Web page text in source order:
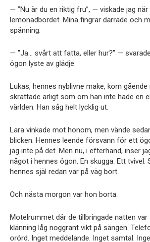
— ”Nu är du en riktig fru”, — viskade jag
lemonadbordet. Mina fingrar darrade och
spänning.
— ”Ja… svårt att fatta, eller hur?” —
ögon lyste av glädje.
Lukas, hennes nyblivne make, kom gående
skrattade ärligt som om han inte hade en
världen. Han såg helt lycklig ut.
Lara vinkade mot honom, men vände
blicken. Hennes leende försvann för ett
jag inte på det. Men nu, i efterhand, inser
något i hennes ögon. En skugga. Ett tvivel.
hennes själ redan var på väg bort.
Och nästa morgon var hon borta.
Motelrummet där de tillbringade natten
klänning låg noggrant vikt på sängen.
orörd. Inget meddelande. Inget samtal.